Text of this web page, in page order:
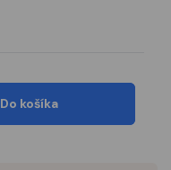
Do košíka